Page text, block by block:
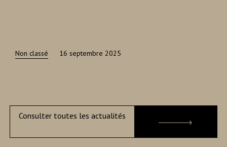
Non classé 16 septembre 2025
Consulter toutes les actualités